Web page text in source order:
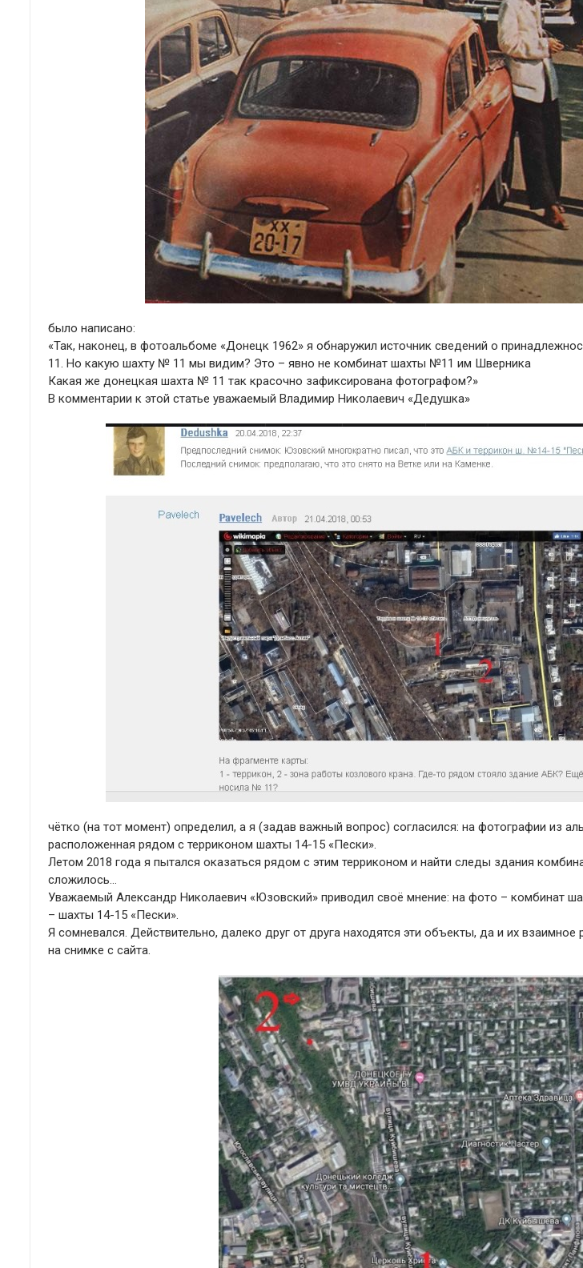
было написано:
«Так, наконец, в фотоальбоме «Донецк 1962» я обнаружил источник сведений о
11. Но какую шахту № 11 мы видим? Это – явно не комбинат шахты №11 им Шверника
Какая же донецкая шахта № 11 так красочно зафиксирована фотографом?»
В комментарии к этой статье уважаемый Владимир Николаевич «Дедушка»
чётко (на тот момент) определил, а я (задав важный вопрос) согласился: на фотографии из
расположенная рядом с терриконом шахты 14-15 «Пески».
Летом 2018 года я пытался оказаться рядом с этим терриконом и найти следы здания
сложилось…
Уважаемый Александр Николаевич «Юзовский» приводил своё мнение: на фото – комбинат
– шахты 14-15 «Пески».
Я сомневался. Действительно, далеко друг от друга находятся эти объекты, да и их взаимное
на снимке с сайта.